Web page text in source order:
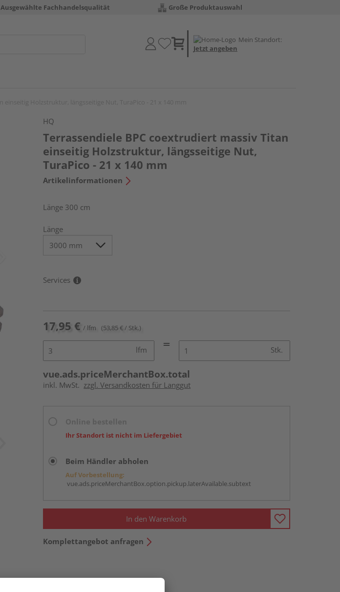
Ausgewählte Fachhandelsqualität Große Produktauswahl
Mein Standort:
Jetzt angeben
HQ
Terrassendiele BPC coextrudiert massiv Titan
einseitig Holzstruktur, längsseitige Nut,
TuraPico - 21 x 140 mm
Artikelinformationen
Länge 300 cm
Länge
Services
17,95 € / lfm (53,85 € / Stk.)
lfm Stk.
vue.ads.priceMerchantBox.total
inkl. MwSt. zzgl. Versandkosten für Langgut
Ihr Standort ist nicht im Liefergebiet
Beim Händler abholen
Auf Vorbestellung:
vue.ads.priceMerchantBox.option.pickup.laterAvailable.subtext
In den Warenkorb
Komplettangebot anfragen